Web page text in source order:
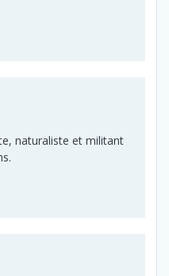
naturaliste et militant